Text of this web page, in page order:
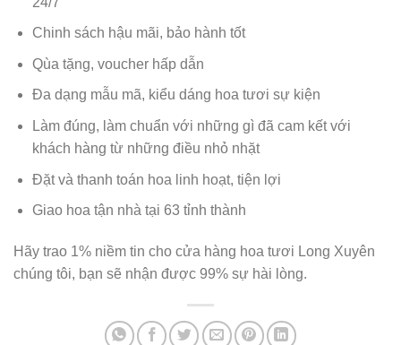
Chinh sách hậu mãi, bảo hành tốt
Qùa tặng, voucher hấp dẫn
Đa dạng mẫu mã, kiểu dáng hoa tươi sự kiện
Làm đúng, làm chuẩn với những gì đã cam kết với
khách hàng từ những điều nhỏ nhặt
Đặt và thanh toán hoa linh hoạt, tiện lợi
Giao hoa tận nhà tại 63 tỉnh thành
Hãy trao 1% niềm tin cho cửa hàng hoa tươi Long Xuyên
chúng tôi, bạn sẽ nhận được 99% sự hài lòng.